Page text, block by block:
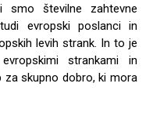
smo številne zahtevne
evropski poslanci in
levih strank. In to je
strankami in
za skupno dobro, ki mora